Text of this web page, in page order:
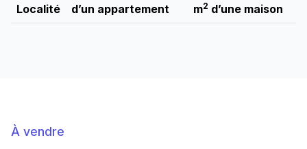
Localité d’un appartement
m2 d’une maison
À vendre